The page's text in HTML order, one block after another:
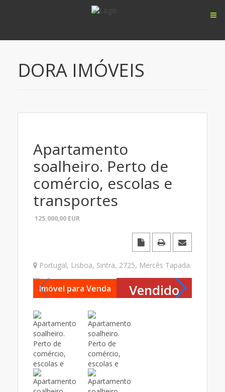
DORA IMÓVEIS
Apartamento
soalheiro. Perto de
comércio, escolas e
transportes
125.000,00 EUR
Portugal, Lisboa, Sintra, 2725, Mercês Tapada.
Imóvel para Venda Vendido